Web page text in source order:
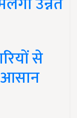
से